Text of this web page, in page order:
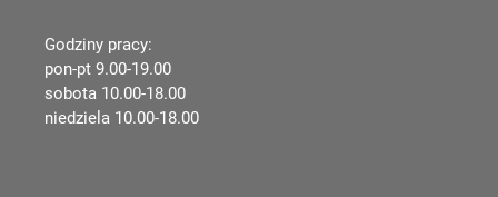
Godziny pracy:
pon-pt 9.00-19.00
sobota 10.00-18.00
niedziela 10.00-18.00